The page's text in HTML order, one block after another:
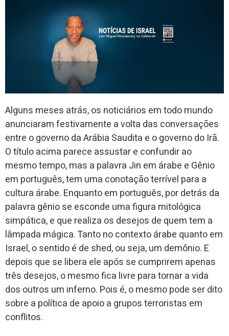
Alguns meses atrás, os noticiários em todo mundo
anunciaram festivamente a volta das conversações
entre o governo da Arábia Saudita e o governo do Irã.
O título acima parece assustar e confundir ao
mesmo tempo, mas a palavra Jin em árabe e Gênio
em português, tem uma conotação terrível para a
cultura árabe. Enquanto em português, por detrás da
palavra gênio se esconde uma figura mitológica
simpática, e que realiza os desejos de quem tem a
lâmpada mágica. Tanto no contexto árabe quanto em
Israel, o sentido é de shed, ou seja, um demônio. E
depois que se libera ele após se cumprirem apenas
três desejos, o mesmo fica livre para tornar a vida
dos outros um inferno. Pois é, o mesmo pode ser dito
sobre a política de apoio a grupos terroristas em
conflitos.